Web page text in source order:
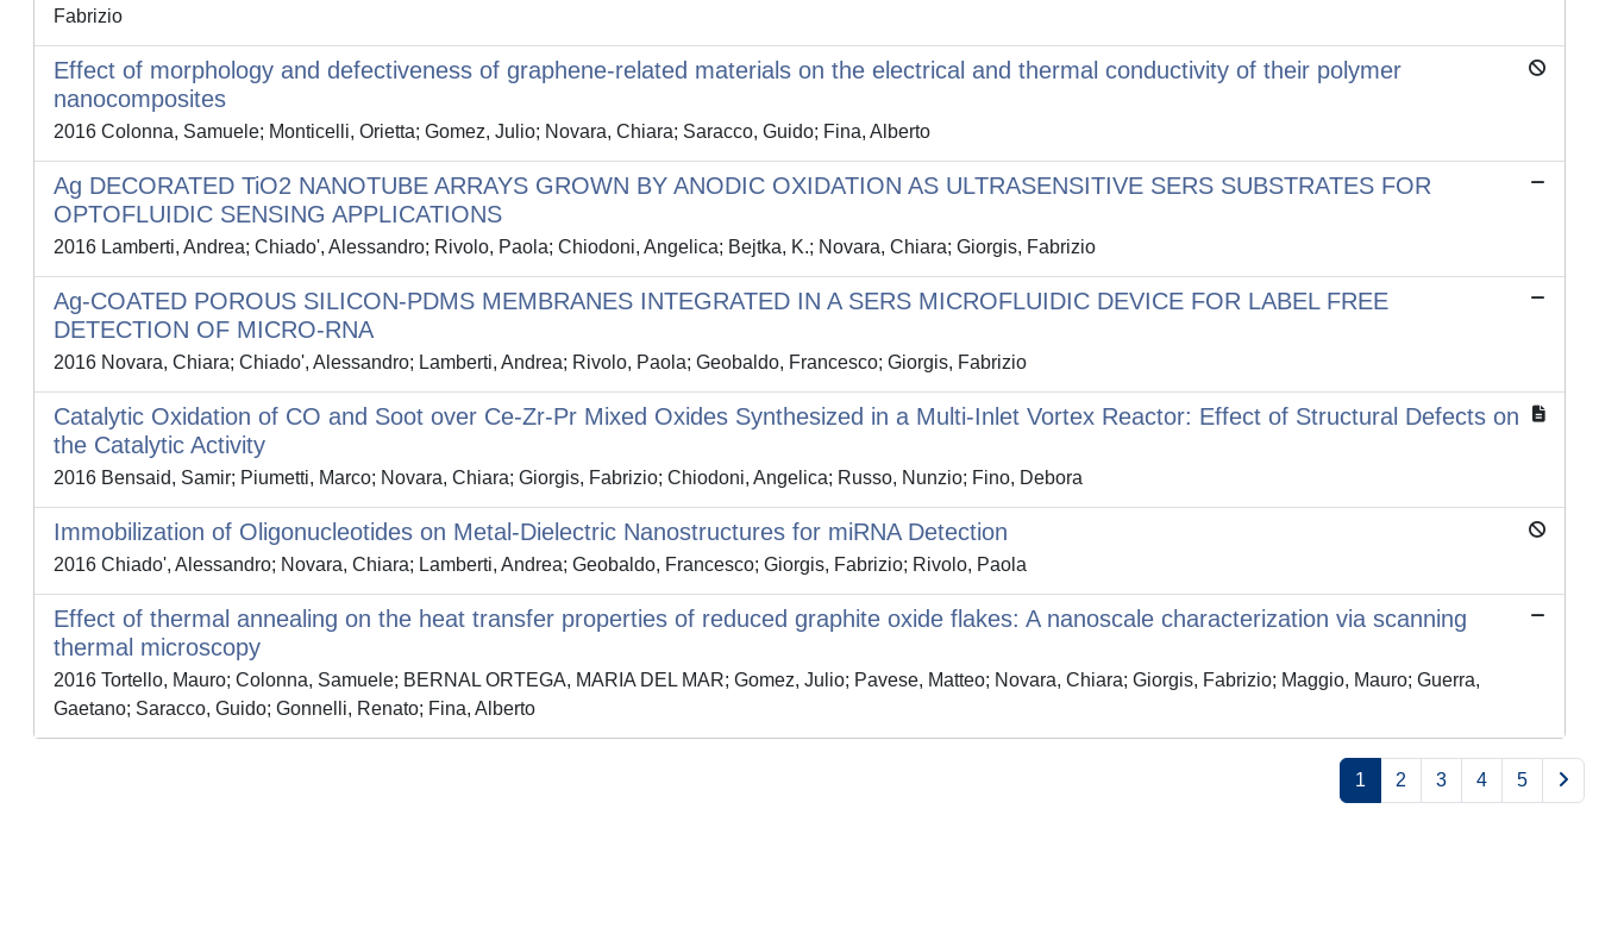
Fabrizio
Effect of morphology and defectiveness of graphene-related materials on the electrical and thermal conductivity of their polymer
nanocomposites
2016 Colonna, Samuele; Monticelli, Orietta; Gomez, Julio; Novara, Chiara; Saracco, Guido; Fina, Alberto
Ag DECORATED TiO2 NANOTUBE ARRAYS GROWN BY ANODIC OXIDATION AS ULTRASENSITIVE SERS SUBSTRATES FOR
OPTOFLUIDIC SENSING APPLICATIONS
2016 Lamberti, Andrea; Chiado', Alessandro; Rivolo, Paola; Chiodoni, Angelica; Bejtka, K.; Novara, Chiara; Giorgis, Fabrizio
Ag-COATED POROUS SILICON-PDMS MEMBRANES INTEGRATED IN A SERS MICROFLUIDIC DEVICE FOR LABEL FREE
DETECTION OF MICRO-RNA
2016 Novara, Chiara; Chiado', Alessandro; Lamberti, Andrea; Rivolo, Paola; Geobaldo, Francesco; Giorgis, Fabrizio
Catalytic Oxidation of CO and Soot over Ce-Zr-Pr Mixed Oxides Synthesized in a Multi-Inlet Vortex Reactor: Effect of Structural Defects on
the Catalytic Activity
2016 Bensaid, Samir; Piumetti, Marco; Novara, Chiara; Giorgis, Fabrizio; Chiodoni, Angelica; Russo, Nunzio; Fino, Debora
Immobilization of Oligonucleotides on Metal-Dielectric Nanostructures for miRNA Detection
2016 Chiado', Alessandro; Novara, Chiara; Lamberti, Andrea; Geobaldo, Francesco; Giorgis, Fabrizio; Rivolo, Paola
Effect of thermal annealing on the heat transfer properties of reduced graphite oxide flakes: A nanoscale characterization via scanning
thermal microscopy
2016 Tortello, Mauro; Colonna, Samuele; BERNAL ORTEGA, MARIA DEL MAR; Gomez, Julio; Pavese, Matteo; Novara, Chiara; Giorgis, Fabrizio; Maggio, Mauro; Guerra,
Gaetano; Saracco, Guido; Gonnelli, Renato; Fina, Alberto
1 2 3 4 5